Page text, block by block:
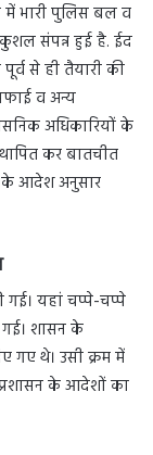
में भारी पुलिस बल व
संपन्न हुई है. ईद
से ही तैयारी की
व अन्य
अधिकारियों के
कर बातचीत
के आदेश अनुसार
यहां चप्पे-चप्पे
शासन के
गए थे। उसी क्रम में
के आदेशों का